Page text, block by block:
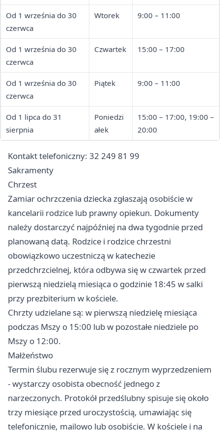
Od 1 września do 30
czerwca
Wtorek 9:00 – 11:00
Od 1 września do 30
czerwca
Czwartek 15:00 – 17:00
Od 1 września do 30
czerwca
Piątek 9:00 – 11:00
Od 1 lipca do 31
sierpnia
Poniedzi
ałek
15:00 – 17:00, 19:00 –
20:00
Kontakt telefoniczny: 32 249 81 99
Sakramenty
Chrzest
Zamiar ochrzczenia dziecka zgłaszają osobiście w
kancelarii rodzice lub prawny opiekun. Dokumenty
należy dostarczyć najpóźniej na dwa tygodnie przed
planowaną datą. Rodzice i rodzice chrzestni
obowiązkowo uczestniczą w katechezie
przedchrzcielnej, która odbywa się w czwartek przed
pierwszą niedzielą miesiąca o godzinie 18:45 w salki
przy prezbiterium w kościele.
Chrzty udzielane są: w pierwszą niedzielę miesiąca
podczas Mszy o 15:00 lub w pozostałe niedziele po
Mszy o 12:00.
Małżeństwo
Termin ślubu rezerwuje się z rocznym wyprzedzeniem
- wystarczy osobista obecność jednego z
narzeczonych. Protokół przedślubny spisuje się około
trzy miesiące przed uroczystością, umawiając się
telefonicznie, mailowo lub osobiście. W kościele i na